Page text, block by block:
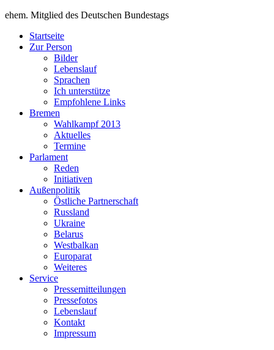
ehem. Mitglied des Deutschen Bundestags
Startseite
Zur Person
Bilder
Lebenslauf
Sprachen
Ich unterstütze
Empfohlene Links
Bremen
Wahlkampf 2013
Aktuelles
Termine
Parlament
Reden
Initiativen
Außenpolitik
Östliche Partnerschaft
Russland
Ukraine
Belarus
Westbalkan
Europarat
Weiteres
Service
Pressemitteilungen
Pressefotos
Lebenslauf
Kontakt
Impressum